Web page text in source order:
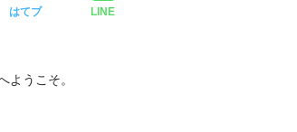
はてブ LINE
ようこそ。